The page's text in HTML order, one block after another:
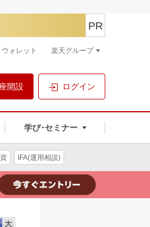
開設 ログイン
学び･セミナー
PR
ウォレット 楽天グループ
IFA(運用相談)